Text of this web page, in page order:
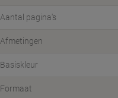
Aantal pagina's
Afmetingen
Basiskleur
Formaat